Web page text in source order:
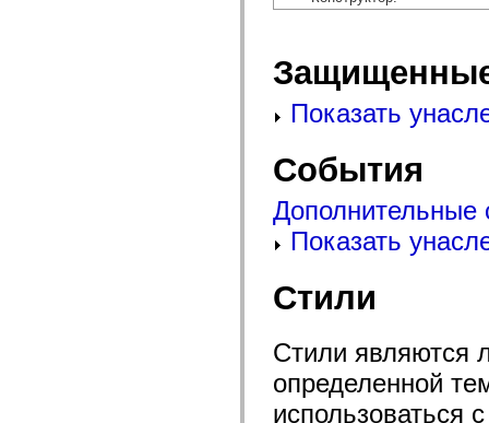
spark.automation.delegates.components.gridClasses
spark.automation.delegates.components.mediaClasses
Показать
События
Дополнительные
Показать
Стили
Стили являются
определенной
использоваться